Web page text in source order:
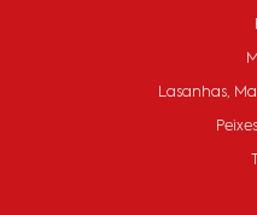
Lasanhas,